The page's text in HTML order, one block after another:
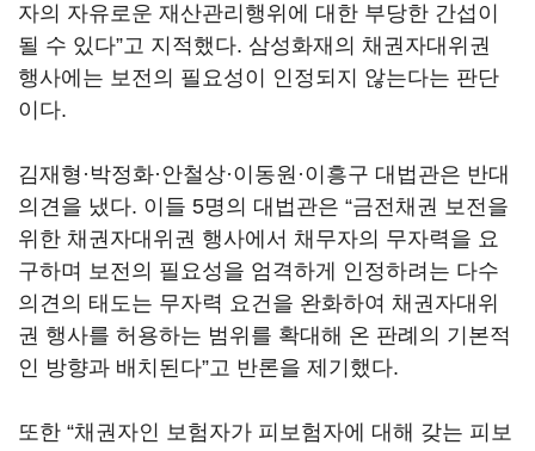
자의 자유로운 재산관리행위에 대한 부당한 간섭이
될 수 있다”고 지적했다. 삼성화재의 채권자대위권
행사에는 보전의 필요성이 인정되지 않는다는 판단
이다.
김재형·박정화·안철상·이동원·이흥구 대법관은 반대
의견을 냈다. 이들 5명의 대법관은 “금전채권 보전을
위한 채권자대위권 행사에서 채무자의 무자력을 요
구하며 보전의 필요성을 엄격하게 인정하려는 다수
의견의 태도는 무자력 요건을 완화하여 채권자대위
권 행사를 허용하는 범위를 확대해 온 판례의 기본적
인 방향과 배치된다”고 반론을 제기했다.
또한 “채권자인 보험자가 피보험자에 대해 갖는 피보